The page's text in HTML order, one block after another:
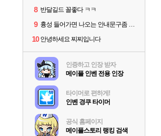
8 반달길드 꼴좋다 ㅋㅋ
9 흉성 들어가면 나오는 안내문구좀 없애라
10 안녕하세요 찌찌입니다
인증하고 인장 받자
메이플 인벤 전용 인장
타이머로 편하게!
인벤 경쿠 타이머
공식 홈페이지
메이플스토리 랭킹 검색